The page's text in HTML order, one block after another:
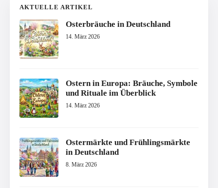
AKTUELLE ARTIKEL
Osterbräuche in Deutschland
14. März 2026
Ostern in Europa: Bräuche, Symbole
und Rituale im Überblick
14. März 2026
Ostermärkte und Frühlingsmärkte
in Deutschland
8. März 2026